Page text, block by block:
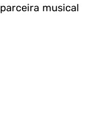
parceira musical